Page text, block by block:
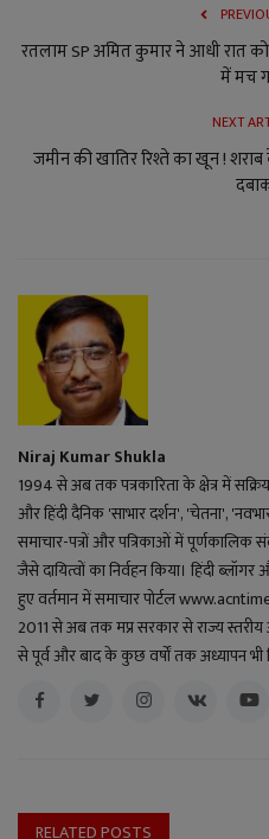
रतलाम SP अमित कुमार ने आधी रात
में मच
NEXT
जमीन की खातिर रिश्ते का खून !
Niraj Kumar Shukla
1994 से अब तक पत्रकारिता के क्षेत्र में
और हिंदी दैनिक 'साभार दर्शन', 'चेतना',
समाचार-पत्रों और पत्रिकाओं में पूर्णकालिक
जैसे दायित्वों का निर्वहन किया। हिंदी
हुए वर्तमान में समाचार पोर्टल
2011 से अब तक मप्र सरकार से राज्य स्तरीय
से पूर्व और बाद के कुछ वर्षों तक अध्यापन भी
RELATED POSTS